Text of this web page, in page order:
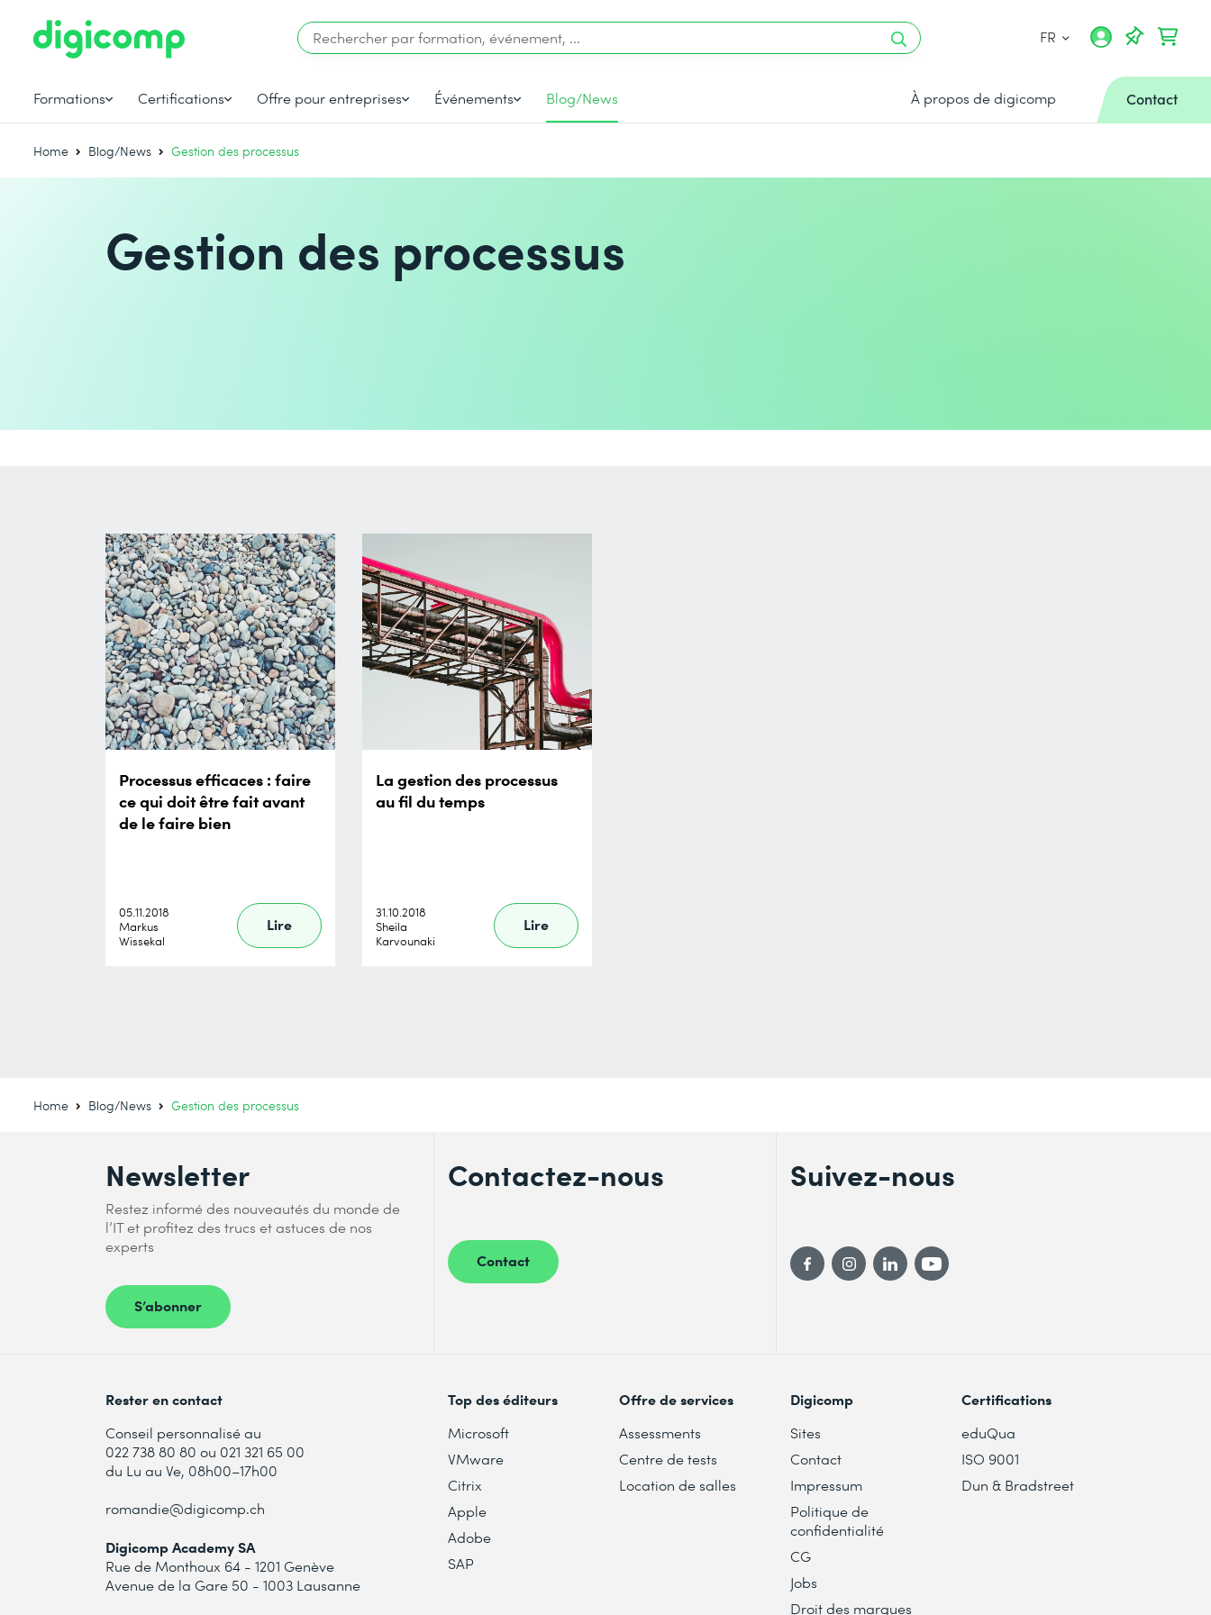
FR
Formations Certifications Offre pour entreprises Événements Blog/News À propos de digicomp Contact
Home Blog/News Gestion des processus
Gestion des processus
Processus efficaces : faire
ce qui doit être fait avant
de le faire bien
05.11.2018
Markus
Wissekal
Lire
La gestion des processus
au fil du temps
31.10.2018
Sheila
Karvounaki
Lire
Home Blog/News Gestion des processus
Newsletter
Restez informé des nouveautés du monde de
l’IT et profitez des trucs et astuces de nos
experts
S’abonner
Contactez-nous
Contact
Suivez-nous
Rester en contact
Conseil personnalisé au
022 738 80 80 ou 021 321 65 00
du Lu au Ve, 08h00–17h00
romandie@digicomp.ch
Digicomp Academy SA
Rue de Monthoux 64 - 1201 Genève
Avenue de la Gare 50 - 1003 Lausanne
Top des éditeurs
Microsoft
VMware
Citrix
Apple
Adobe
SAP
Offre de services
Assessments
Centre de tests
Location de salles
Digicomp
Sites
Contact
Impressum
Politique de
confidentialité
CG
Jobs
Droit des marques
Certifications
eduQua
ISO 9001
Dun & Bradstreet